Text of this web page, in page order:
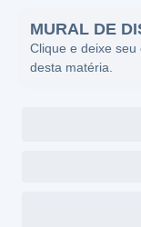
MURAL DE
Clique e deixe
desta matéria.